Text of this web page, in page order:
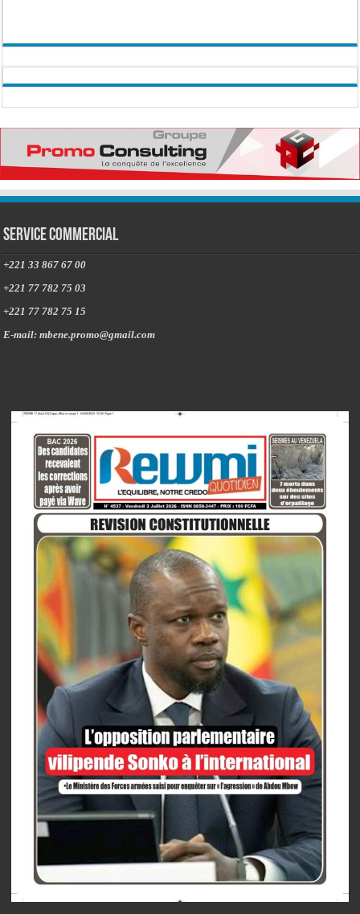
Service commercial
+221 33 867 67 00
+221 77 782 75 03
+221 77 782 75 15
E-mail: mbene.promo@gmail.com